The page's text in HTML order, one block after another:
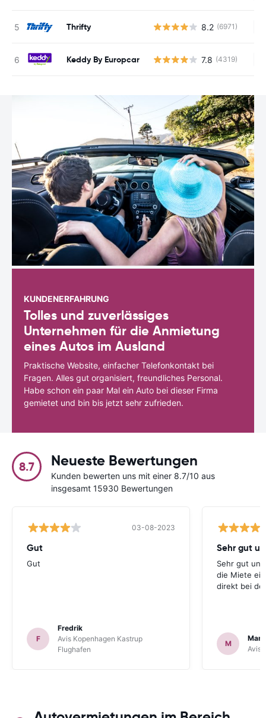
Thrifty 8.2 (6971)
Keddy By Europcar 7.8 (4319)
KUNDENERFAHRUNG
Tolles und zuverlässiges
Unternehmen für die Anmietung
eines Autos im Ausland
Praktische Website, einfacher Telefonkontakt bei
Fragen. Alles gut organisiert, freundliches Personal.
Habe schon ein paar Mal ein Auto bei dieser Firma
gemietet und bin bis jetzt sehr zufrieden.
8.7 Neueste Bewertungen
Kunden bewerten uns mit einer 8.7/10 aus
insgesamt 15930 Bewertungen
03-08-2023
Gut
Gut
F
Fredrik
Avis Kopenhagen Kastrup
Flughafen
Sehr gut
die Miete
direkt bei
M
Avis